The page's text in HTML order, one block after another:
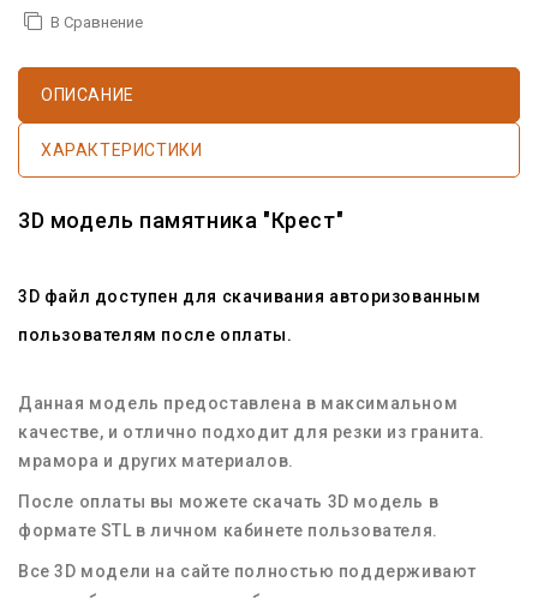
В Сравнение
ОПИСАНИЕ
ХАРАКТЕРИСТИКИ
3D модель памятника "Крест"
3D файл доступен для скачивания авторизованным
пользователям после оплаты.
Данная модель предоставлена в максимальном
качестве, и отлично подходит для резки из гранита.
мрамора и других материалов.
После оплаты вы можете скачать 3D модель в
формате STL в личном кабинете пользователя.
Все 3D модели на сайте полностью поддерживают